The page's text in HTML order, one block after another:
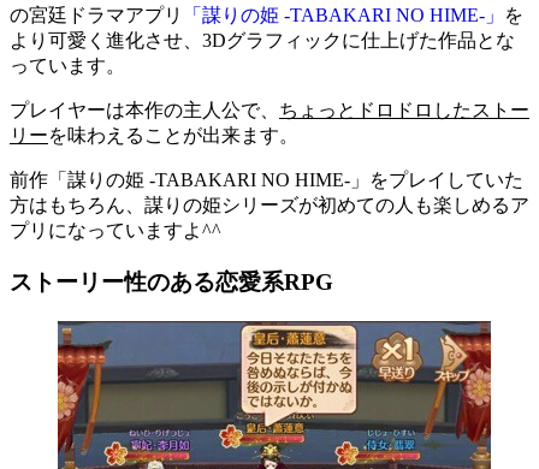
の宮廷ドラマアプリ
「謀りの姫 -TABAKARI NO HIME-」
を
より可愛く進化させ、3Dグラフィックに仕上げた作品とな
っています。
プレイヤーは本作の主人公で、 ちょっとドロドロしたストー
リーを味わえることが出来ます。
前作「謀りの姫 -TABAKARI NO HIME-」をプレイしていた
方はもちろん、 謀りの姫シリーズが初めての人も楽しめるア
プリ になっていますよ^^
ストーリー性のある恋愛系RPG